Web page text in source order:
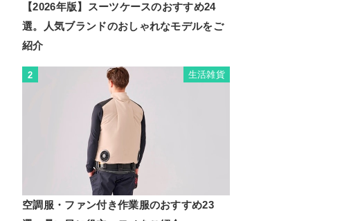
【2026年版】スーツケースのおすすめ24
選。人気ブランドのおしゃれなモデルをご
紹介
2 生活雑貨
空調服・ファン付き作業服のおすすめ23